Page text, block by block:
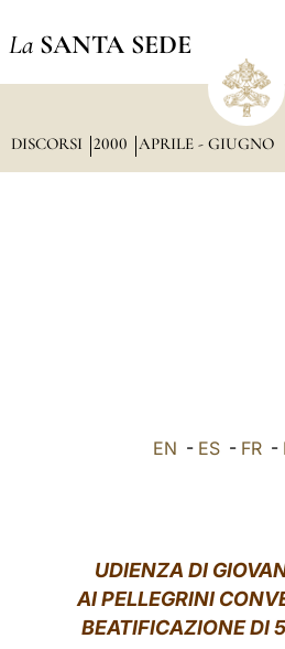
La SANTA SEDE
DISCORSI 2000 APRILE - GIUGNO
EN - ES- FR-
UDIENZA DI
AI PELLEGRINI
BEATIFICAZIONE DI